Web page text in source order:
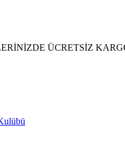
ÜCRETSİZ